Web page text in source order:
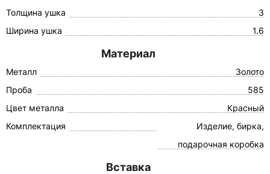
Толщина ушка
3
Ширина ушка
1.6
Материал
Металл
Золото
Проба
585
Цвет металла
Красный
Комплектация
Изделие, бирка,
подарочная коробка
Вставка